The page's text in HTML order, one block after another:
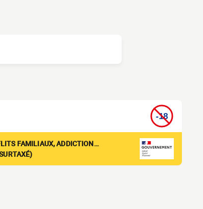
FAMILIAUX, ADDICTION…